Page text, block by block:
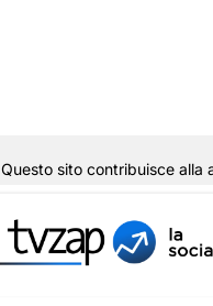
al
Questo sito contribuisce alla